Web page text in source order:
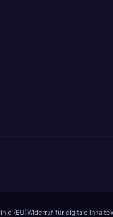
(EU)Widerruf für digitale Inhalte